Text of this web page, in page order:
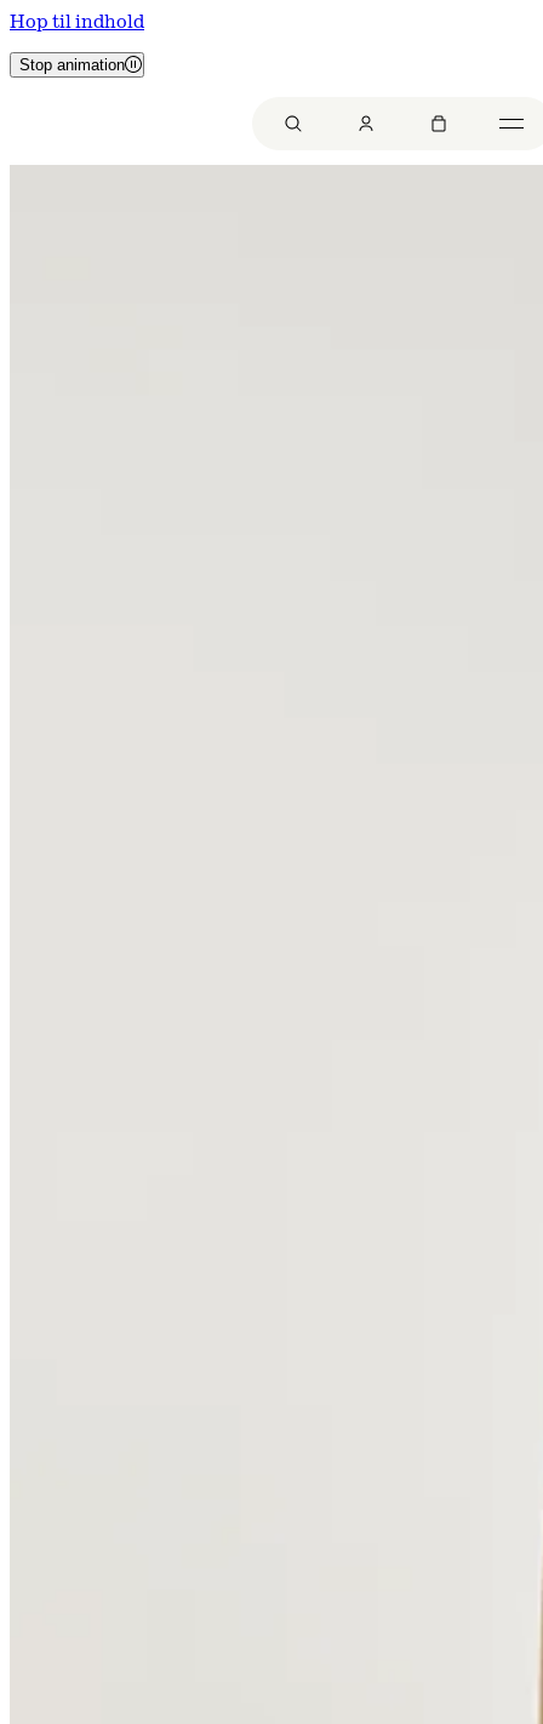
Hop til indhold
Stop animation